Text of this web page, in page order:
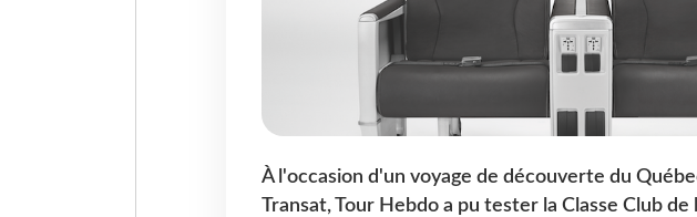
À l'occasion d'un voyage de découverte du
Transat, Tour Hebdo a pu tester la Classe Club